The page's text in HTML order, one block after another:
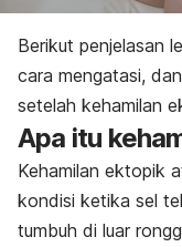
Berikut penjelasan
cara mengatasi,
setelah kehamilan
Apa itu
Kehamilan ektopik
kondisi ketika sel
tumbuh di luar